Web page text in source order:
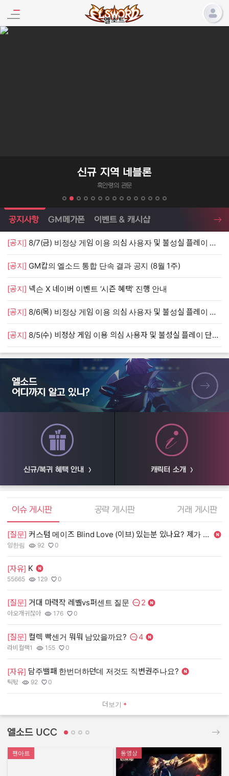
엘소드 프로모션
신규 지역 네블론
흑안령의 관문
엘소드 소식
공지사항 GM메가폰 이벤트 & 캐시샵
[공지] 8/7(금) 비정상 게임 이용 의심 사용자 및 불성실 플레이 단속 안내
[공지] GM캅의 엘소드 통합 단속 결과 공지 (8월 1주)
[공지] 넥슨 X 네이버 이벤트 ‘시즌 혜택’ 진행 안내
[공지] 8/6(목) 비정상 게임 이용 의심 사용자 및 불성실 플레이 단속 안내
[공지] 8/5(수) 비정상 게임 이용 의심 사용자 및 불성실 플레이 단속 안내
엘소드 어디까지 알고 있니?
신규/복귀 혜택 안내 캐릭터 소개
엘소드 커뮤니티
이슈 게시판 공략 게시판 거래 게시판
더보기
[질문] 커스텀 메이즈 Blind Love (이브) 있는분 있나요? 제가 살게요.
작성자:
잉한림
조회수:
92
추천수:
0
[자유] K
작성자:
55665
조회수:
129
추천수:
0
[질문] 거대 마력작 레벨vs퍼센트 질문 댓글수:
2
작성자:
아오개귀찮아
조회수:
176
추천수:
0
[질문] 컬렉 빡센거 뭐뭐 남았을까요? 댓글수:
4
작성자:
라비컬랙1
조회수:
155
추천수:
0
[자유] 담주밸패 한번더하던데 저것도 직변권주나요?
작성자:
틱탃
조회수:
92
추천수:
0
엘소드 UCC
팬아트 동영상